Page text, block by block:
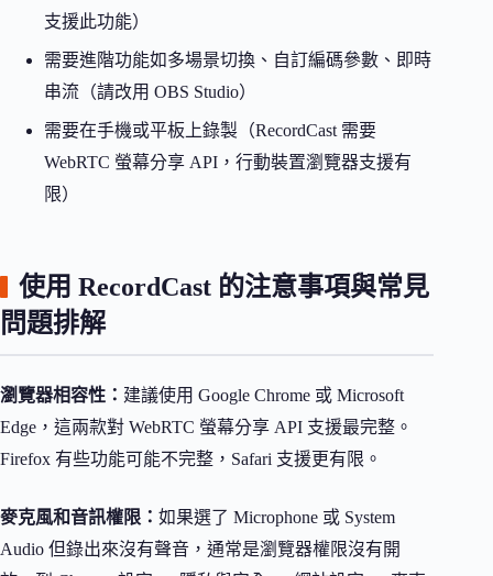
支援此功能）
需要進階功能如多場景切換、自訂編碼參數、即時
串流（請改用 OBS Studio）
需要在手機或平板上錄製（RecordCast 需要
WebRTC 螢幕分享 API，行動裝置瀏覽器支援有
限）
使用 RecordCast 的注意事項與常見
問題排解
瀏覽器相容性： 建議使用 Google Chrome 或 Microsoft
Edge，這兩款對 WebRTC 螢幕分享 API 支援最完整。
Firefox 有些功能可能不完整，Safari 支援更有限。
麥克風和音訊權限： 如果選了 Microphone 或 System
Audio 但錄出來沒有聲音，通常是瀏覽器權限沒有開